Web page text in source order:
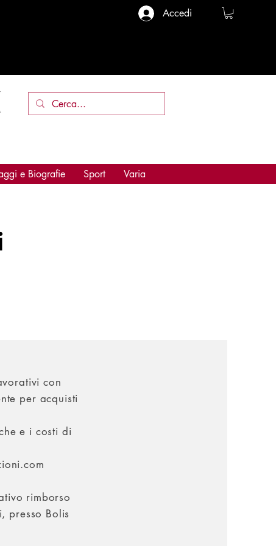
Accedi
e Biografie Sport Varia
con
per acquisti
e i costi di
rimborso
presso Bolis